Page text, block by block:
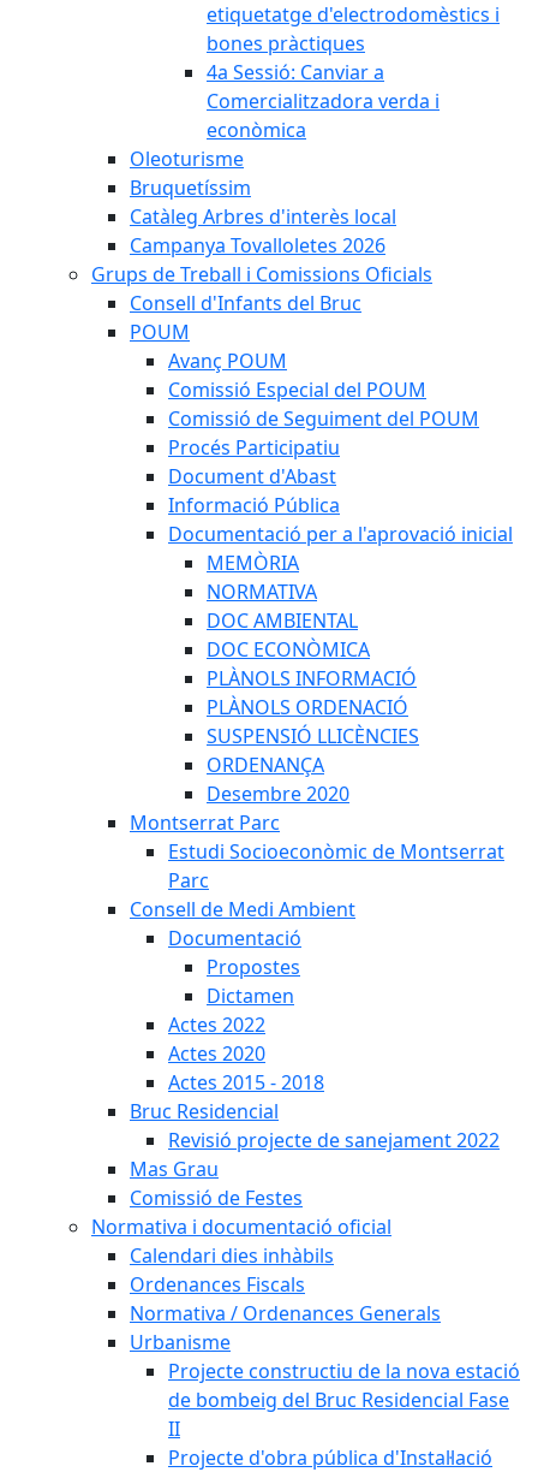
etiquetatge d'electrodomèstics i
bones pràctiques
4a Sessió: Canviar a
Comercialitzadora verda i
econòmica
Oleoturisme
Bruquetíssim
Catàleg Arbres d'interès local
Campanya Tovalloletes 2026
Grups de Treball i Comissions Oficials
Consell d'Infants del Bruc
POUM
Avanç POUM
Comissió Especial del POUM
Comissió de Seguiment del POUM
Procés Participatiu
Document d'Abast
Informació Pública
Documentació per a l'aprovació inicial
MEMÒRIA
NORMATIVA
DOC AMBIENTAL
DOC ECONÒMICA
PLÀNOLS INFORMACIÓ
PLÀNOLS ORDENACIÓ
SUSPENSIÓ LLICÈNCIES
ORDENANÇA
Desembre 2020
Montserrat Parc
Estudi Socioeconòmic de Montserrat
Parc
Consell de Medi Ambient
Documentació
Propostes
Dictamen
Actes 2022
Actes 2020
Actes 2015 - 2018
Bruc Residencial
Revisió projecte de sanejament 2022
Mas Grau
Comissió de Festes
Normativa i documentació oficial
Calendari dies inhàbils
Ordenances Fiscals
Normativa / Ordenances Generals
Urbanisme
Projecte constructiu de la nova estació
de bombeig del Bruc Residencial Fase
II
Projecte d'obra pública d'Instal·lació